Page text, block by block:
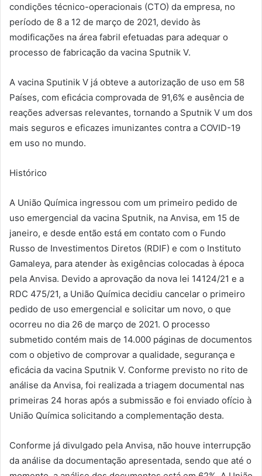
condições técnico-operacionais (CTO) da empresa, no
período de 8 a 12 de março de 2021, devido às
modificações na área fabril efetuadas para adequar o
processo de fabricação da vacina Sputnik V.
A vacina Sputinik V já obteve a autorização de uso em 58
Países, com eficácia comprovada de 91,6% e ausência de
reações adversas relevantes, tornando a Sputnik V um dos
mais seguros e eficazes imunizantes contra a COVID-19
em uso no mundo.
Histórico
A União Química ingressou com um primeiro pedido de
uso emergencial da vacina Sputnik, na Anvisa, em 15 de
janeiro, e desde então está em contato com o Fundo
Russo de Investimentos Diretos (RDIF) e com o Instituto
Gamaleya, para atender às exigências colocadas à época
pela Anvisa. Devido a aprovação da nova lei 14124/21 e a
RDC 475/21, a União Química decidiu cancelar o primeiro
pedido de uso emergencial e solicitar um novo, o que
ocorreu no dia 26 de março de 2021. O processo
submetido contém mais de 14.000 páginas de documentos
com o objetivo de comprovar a qualidade, segurança e
eficácia da vacina Sputnik V. Conforme previsto no rito de
análise da Anvisa, foi realizada a triagem documental nas
primeiras 24 horas após a submissão e foi enviado ofício à
União Química solicitando a complementação desta.
Conforme já divulgado pela Anvisa, não houve interrupção
da análise da documentação apresentada, sendo que até o